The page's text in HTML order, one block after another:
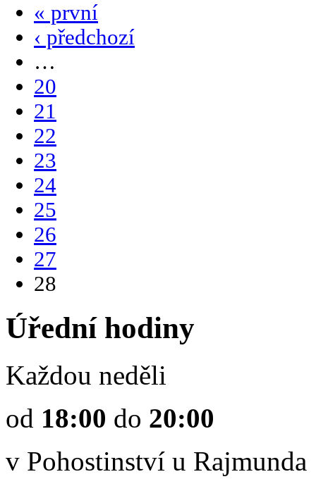
« první
‹ předchozí
…
20
21
22
23
24
25
26
27
28
Úřední hodiny
Každou neděli
od 18:00 do 20:00
v Pohostinství u Rajmunda